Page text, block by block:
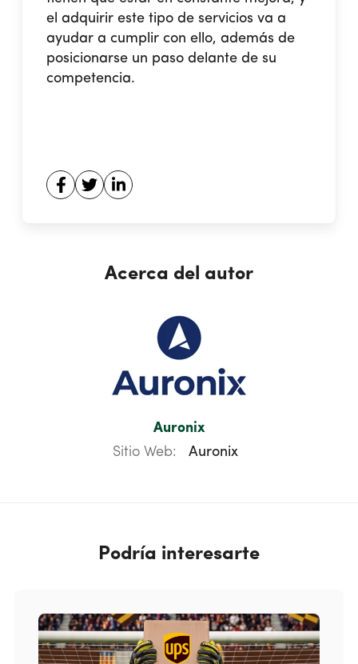
el adquirir este tipo de servicios va a
ayudar a cumplir con ello, además de
posicionarse un paso delante de su
competencia.
Acerca del autor
Auronix
Sitio Web:
Auronix
Podría interesarte